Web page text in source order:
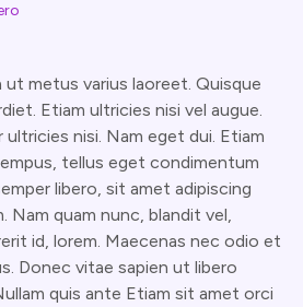
ut metus varius laoreet. Quisque
Etiam ultricies nisi vel augue.
nisi. Nam eget dui. Etiam
tellus eget condimentum
libero, sit amet adipiscing
Nam quam nunc, blandit vel,
id, lorem. Maecenas nec odio et
Donec vitae sapien ut libero
quis ante Etiam sit amet orci